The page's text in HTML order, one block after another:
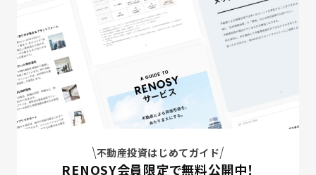
不動産投資はじめてガイド
RENOSY会員限定で無料公開中！